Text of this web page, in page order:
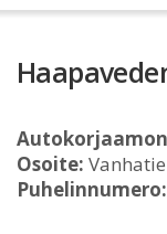
Osoite:
Puhelinnumero: